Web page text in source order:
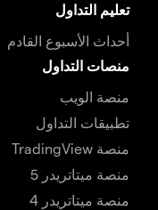
تعليم التداول
أحداث الأسبوع القادم
منصات التداول
منصة الويب
تطبيقات التداول
منصة TradingView
منصة ميتاتريدر 5
منصة ميتاتريدر 4